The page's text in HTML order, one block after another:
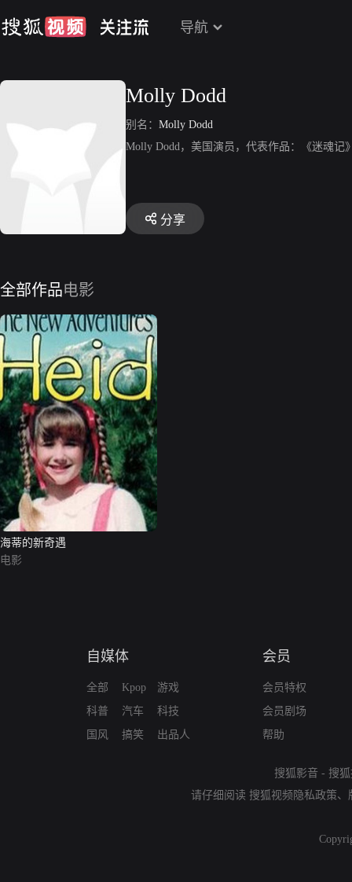
导航
Molly Dodd
别名： Molly Dodd
Molly Dodd，美国演员，代表作品：《迷魂记
分享
全部作品电影
海蒂的新奇遇
电影
自媒体
全部
科普
国风
Kpop
汽车
搞笑
游戏
科技
出品人
会员
会员特权
会员剧场
帮助
搜狐影音 - 搜
请仔细阅读 搜狐视频隐私政策、